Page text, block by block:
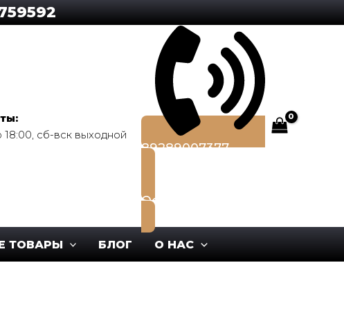
18:00, сб-вск выходной
89289007377
Оставить заявку
ТОВАРЫ БЛОГ О НАС